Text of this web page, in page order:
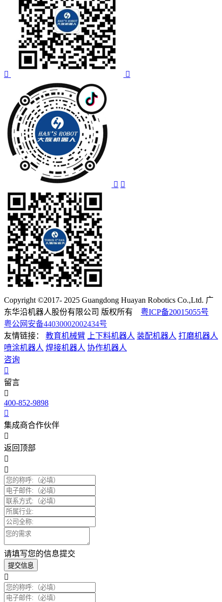
Copyright ©2017- 2025 Guangdong Huayan Robotics Co.,Ltd. 广
东华沿机器人股份有限公司 版权所有 粤ICP备20015055号
粤公网安备44030002002434号
友情链接：
教育机械臂 上下料机器人 装配机器人 打磨机器人
喷涂机器人 焊接机器人 协作机器人
咨询
留言
400-852-9898
集成商合作伙伴
返回顶部
请填写您的信息提交
提交信息